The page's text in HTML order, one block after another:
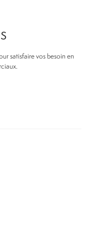
satisfaire vos besoin en